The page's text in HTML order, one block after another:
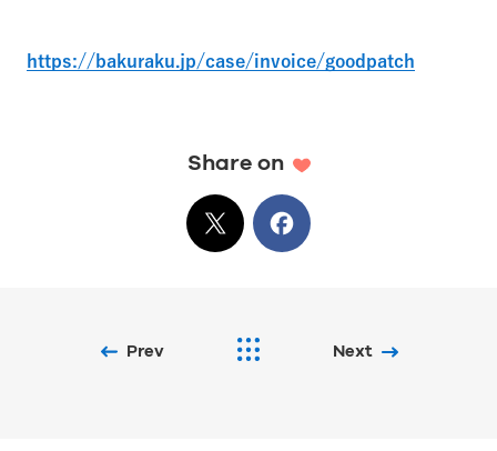
https://bakuraku.jp/case/invoice/goodpatch
Share on
XでシェアFacebook
Prev Next